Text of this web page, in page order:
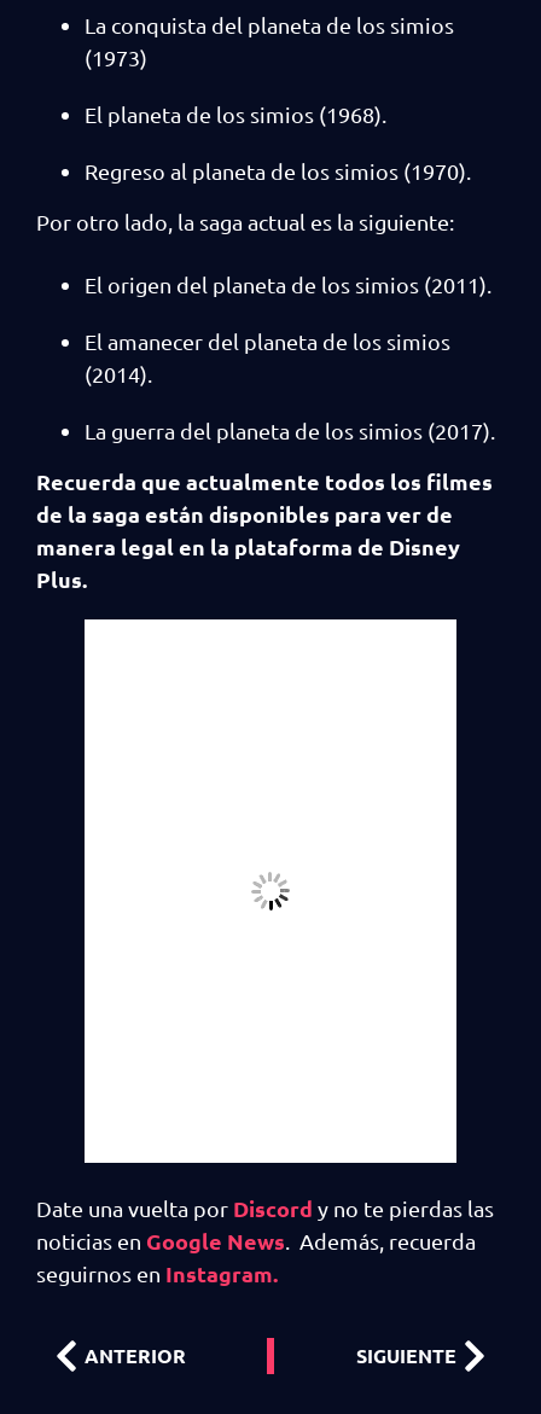
La conquista del planeta de los simios
(1973)
El planeta de los simios (1968).
Regreso al planeta de los simios (1970).
Por otro lado, la saga actual es la siguiente:
El origen del planeta de los simios (2011).
El amanecer del planeta de los simios
(2014).
La guerra del planeta de los simios (2017).
Recuerda que actualmente todos los filmes
de la saga están disponibles para ver de
manera legal en la plataforma de Disney
Plus.
Date una vuelta por Discord y no te pierdas las
noticias en Google News . Además, recuerda
seguirnos en Instagram.
ANTERIOR SIGUIENTE